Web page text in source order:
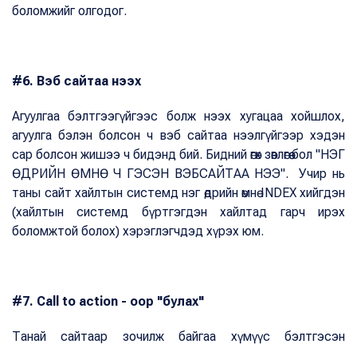
боломжийг олгодог.
#6. Вэб сайтаа нээх
Агуулгаа бэлтгээгүйгээс болж нээх хугацаа хойшлох,
агуулга бэлэн болсон ч вэб сайтаа нээлгүйгээр хэдэн
сар болсон жишээ ч бидэнд бий. Бидний өгөх зөвлөгөө бол "НЭГ
ӨДРИЙН ӨМНӨ Ч ГЭСЭН ВЭБСАЙТАА НЭЭ". Учир нь
таны сайт хайлтын системд нэг өдрийн өмнө INDEX хийгдэн
(хайлтын системд бүртгэгдэн хайлтад гарч ирэх
боломжтой болох) хэрэглэгчдэд хүрэх юм.
#7. Call to action - оор "булах"
Танай сайтаар зочилж байгаа хүмүүс бэлтгэсэн